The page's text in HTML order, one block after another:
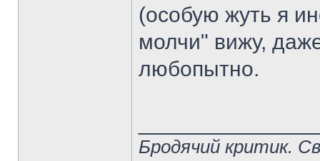
(особую жуть я
молчи" вижу,
любопытно.
Бродячий критик.